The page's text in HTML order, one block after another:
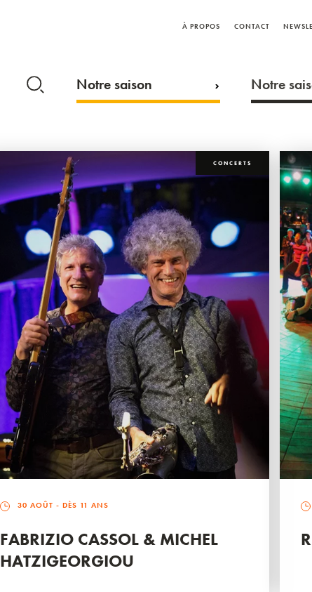
À PROPOS CONTACT
Notre saison Notre
CONCERTS
30 AOÛT - DÈS 11 ANS
FABRIZIO CASSOL & MICHEL
HATZIGEORGIOU